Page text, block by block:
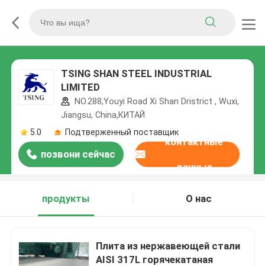
TSING SHAN STEEL INDUSTRIAL
LIMITED
NO.288,Youyi Road Xi Shan Dristrict , Wuxi,
Jiangsu, China,КИТАЙ
5.0
Подтверженный поставщик
позвони сейчас
контактные
данные
продукты О нас
Плита из нержавеющей стали
AISI 317L горячекатаная